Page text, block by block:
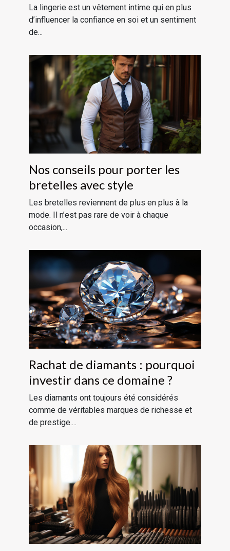
La lingerie est un vêtement intime qui en plus
d’influencer la confiance en soi et un sentiment
de...
Nos conseils pour porter les
bretelles avec style
Les bretelles reviennent de plus en plus à la
mode. Il n’est pas rare de voir à chaque
occasion,...
Rachat de diamants : pourquoi
investir dans ce domaine ?
Les diamants ont toujours été considérés
comme de véritables marques de richesse et
de prestige....